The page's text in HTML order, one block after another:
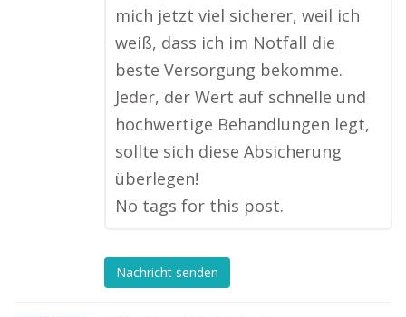
mich jetzt viel sicherer, weil ich
weiß, dass ich im Notfall die
beste Versorgung bekomme.
Jeder, der Wert auf schnelle und
hochwertige Behandlungen legt,
sollte sich diese Absicherung
überlegen!
No tags for this post.
Nachricht senden